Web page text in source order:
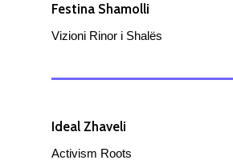
Festina Shamolli
Vizioni Rinor i Shalës
Ideal Zhaveli
Activism Roots